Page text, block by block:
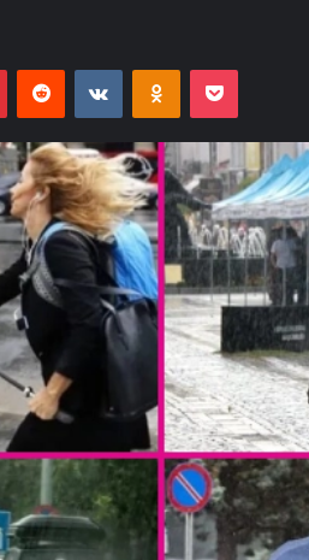
PinterestReddit VKontakteOdnoklassniki
Pocket